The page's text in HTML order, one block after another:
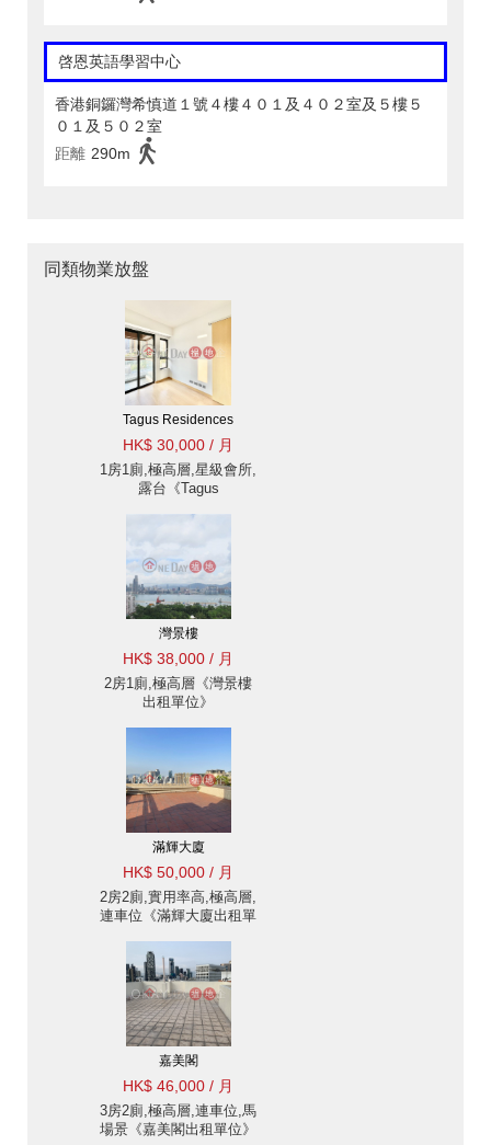
啓恩英語學習中心
香港銅鑼灣希慎道１號４樓４０１及４０２室及５樓５
０１及５０２室
距離 290m
同類物業放盤
Tagus Residences
HK$ 30,000 / 月
1房1廁,極高層,星級會所,
露台《Tagus
灣景樓
HK$ 38,000 / 月
2房1廁,極高層《灣景樓
出租單位》
滿輝大廈
HK$ 50,000 / 月
2房2廁,實用率高,極高層,
連車位《滿輝大廈出租單
嘉美閣
HK$ 46,000 / 月
3房2廁,極高層,連車位,馬
場景《嘉美閣出租單位》